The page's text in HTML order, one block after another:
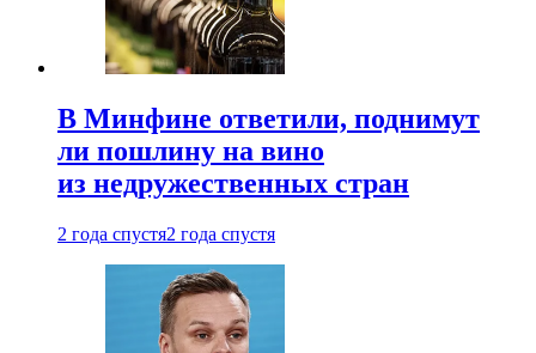
В Минфине ответили, поднимут
ли пошлину на вино
из недружественных стран
2 года спустя2 года спустя